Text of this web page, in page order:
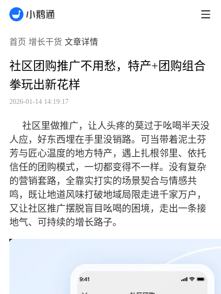
首页 增长干货 文章详情
社区团购推广不用愁，特产+团购组合
拳玩出新花样
2026-01-14 14:19:17
社区里做推广，让人头疼的莫过于吆喝半天没
人应，好东西埋在手里没销路。可当带着泥土芬
芳与匠心温度的地方特产，遇上扎根邻里、依托
信任的团购模式，一切都变得不一样。没有复杂
的营销套路，全靠实打实的场景契合与情感共
鸣，既让地道风味打破地域局限走进千家万户，
又让社区推广摆脱盲目吆喝的困境，走出一条接
地气、可持续的增长路子。